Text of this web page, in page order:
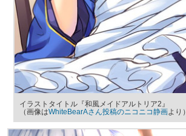
イラストタイトル『和風メイドアルトリア2』
（画像はWhiteBearAさん投稿のニコニコ静画より）